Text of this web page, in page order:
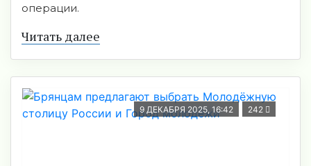
операции.
Читать далее
9 ДЕКАБРЯ 2025, 16:42 242